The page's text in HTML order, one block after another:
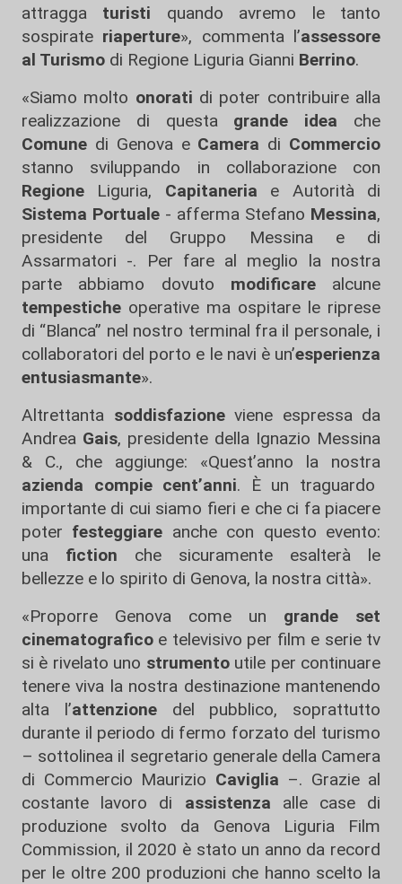
attragga turisti quando avremo le tanto
sospirate riaperture», commenta l’assessore
al Turismo di Regione Liguria Gianni Berrino.
«Siamo molto onorati di poter contribuire alla
realizzazione di questagrande idea che
Comune di Genova e Camera di Commercio
stanno sviluppando in collaborazione con
Regione Liguria, Capitaneria e Autorità di
Sistema Portuale - afferma Stefano Messina,
presidente del Gruppo Messina e di
Assarmatori -. Per fare al meglio la nostra
parte abbiamo dovuto modificarealcune
tempestiche operative ma ospitare le riprese
di “Blanca” nel nostro terminal fra il personale, i
collaboratori del porto e le navi è un’esperienza
entusiasmante».
Altrettanta soddisfazioneviene espressa da
Andrea Gais, presidente della Ignazio Messina
& C., che aggiunge: «Quest’anno la nostra
azienda compie cent’anni. È un traguardo
importante di cui siamo fieri e che ci fa piacere
poter festeggiare anche con questo evento:
una fiction che sicuramente esalterà le
bellezze e lo spirito di Genova, la nostra città».
«Proporre Genova come un grande set
cinematografico e televisivo per film e serie tv
si è rivelato uno strumentoutile per continuare
tenere viva la nostra destinazione mantenendo
alta l’attenzionedel pubblico, soprattutto
durante il periodo di fermo forzato del turismo
– sottolinea il segretario generale della Camera
di Commercio Maurizio Caviglia –. Grazie al
costante lavoro di assistenza alle case di
produzione svolto da Genova Liguria Film
Commission, il 2020 è stato un anno da record
per le oltre 200 produzioni che hanno scelto la